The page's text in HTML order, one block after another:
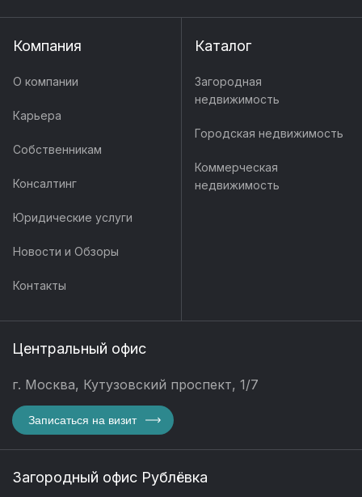
Компания
О компании
Карьера
Собственникам
Консалтинг
Юридические услуги
Новости и Обзоры
Контакты
Каталог
Загородная
недвижимость
Городская недвижимость
Коммерческая
недвижимость
Центральный офис
г. Москва, Кутузовский проспект, 1/7
Записаться на визит
Загородный офис Рублёвка